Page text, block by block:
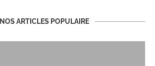
NOS ARTICLES POPULAIRE